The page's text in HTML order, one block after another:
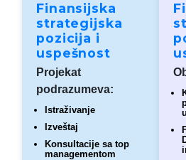
Finansijska
strategijska
pozicija i
uspešnost
Projekat
podrazumeva:
Istraživanje
Izveštaj
Konsultacije sa top
managementom